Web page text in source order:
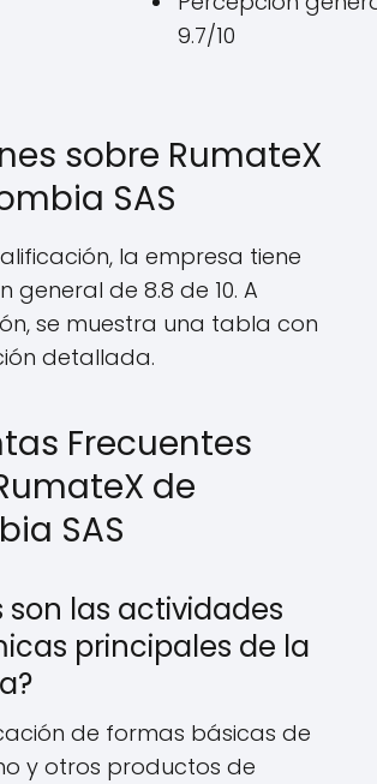
9.7/10
sobre RumateX
SAS
la empresa tiene
general de 8.8 de 10. A
se muestra una tabla con
detallada.
Frecuentes
de
SAS
son las actividades
principales de la
de formas básicas de
y otros productos de